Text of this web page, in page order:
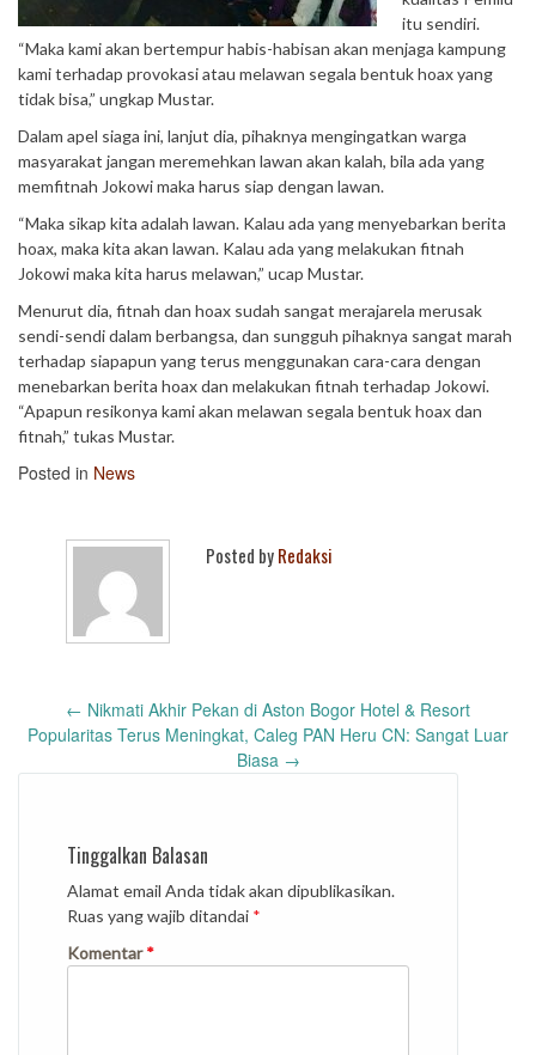
itu sendiri.
“Maka kami akan bertempur habis-habisan akan menjaga kampung
kami terhadap provokasi atau melawan segala bentuk hoax yang
tidak bisa,” ungkap Mustar.
Dalam apel siaga ini, lanjut dia, pihaknya mengingatkan warga
masyarakat jangan meremehkan lawan akan kalah, bila ada yang
memfitnah Jokowi maka harus siap dengan lawan.
“Maka sikap kita adalah lawan. Kalau ada yang menyebarkan berita
hoax, maka kita akan lawan. Kalau ada yang melakukan fitnah
Jokowi maka kita harus melawan,” ucap Mustar.
Menurut dia, fitnah dan hoax sudah sangat merajarela merusak
sendi-sendi dalam berbangsa, dan sungguh pihaknya sangat marah
terhadap siapapun yang terus menggunakan cara-cara dengan
menebarkan berita hoax dan melakukan fitnah terhadap Jokowi.
“Apapun resikonya kami akan melawan segala bentuk hoax dan
fitnah,” tukas Mustar.
Posted in News
Posted byRedaksi
navigation
← Nikmati Akhir Pekan di Aston Bogor Hotel & Resort
Popularitas Terus Meningkat, Caleg PAN Heru CN: Sangat Luar
Biasa →
Tinggalkan Balasan
Alamat email Anda tidak akan dipublikasikan.
Ruas yang wajib ditandai *
Komentar*